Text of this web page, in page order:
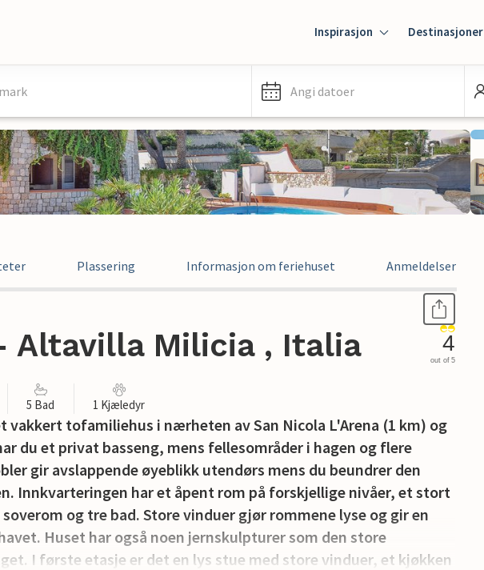
Inspirasjon Destinasjoner
Angi datoer
Plassering Informasjon om feriehuset Anmeldelser
Altavilla Milicia , Italia 4
out of 5
5 Bad 1 Kjæledyr
vakkert tofamiliehus i nærheten av San Nicola L'Arena (1 km) og
du et privat basseng, mens fellesområder i hagen og flere
gir avslappende øyeblikk utendørs mens du beundrer den
Innkvarteringen har et åpent rom på forskjellige nivåer, et stort
og tre bad. Store vinduer gjør rommene lyse og gir en
Huset har også noen jernskulpturer som den store
I første etasje er det en lys stue med store vinduer, et kjøkken